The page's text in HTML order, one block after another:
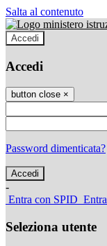
Salta al contenuto
Accedi
Accedi
button close ×
Password dimenticata?
-
Entra con SPID
Seleziona utente